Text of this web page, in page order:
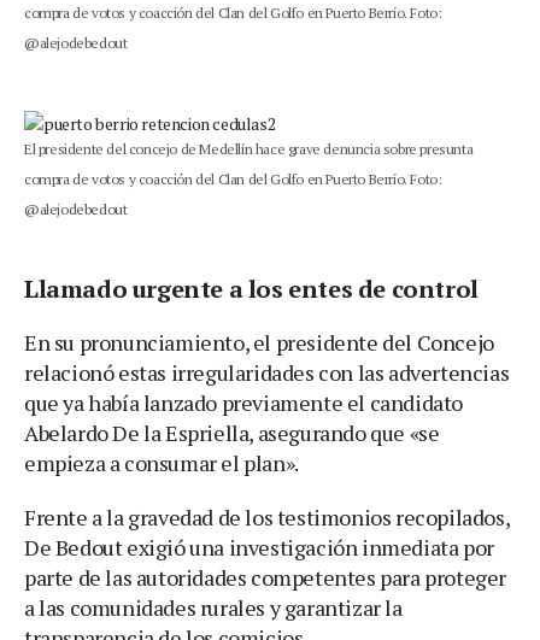
compra de votos y coacción del Clan del Golfo en Puerto Berrío. Foto:
@alejodebedout
El presidente del concejo de Medellín hace grave denuncia sobre presunta
compra de votos y coacción del Clan del Golfo en Puerto Berrío. Foto:
@alejodebedout
Llamado urgente a los entes de control
En su pronunciamiento, el presidente del Concejo
relacionó estas irregularidades con las advertencias
que ya había lanzado previamente el candidato
Abelardo De la Espriella, asegurando que «se
empieza a consumar el plan».
Frente a la gravedad de los testimonios recopilados,
De Bedout exigió una investigación inmediata por
parte de las autoridades competentes para proteger
a las comunidades rurales y garantizar la